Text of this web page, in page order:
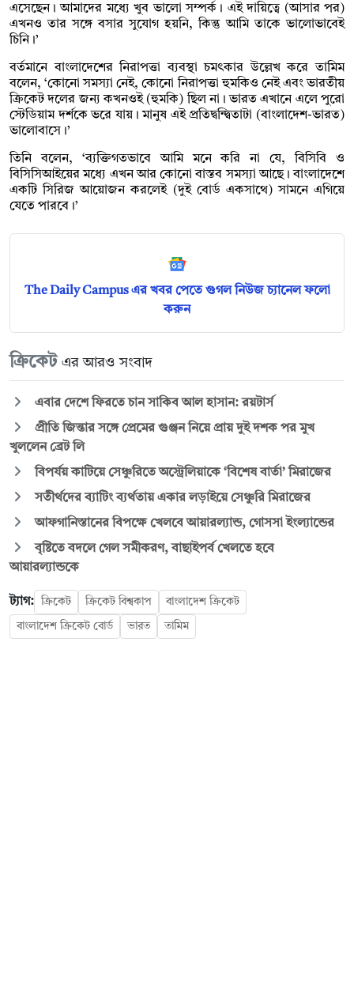
এসেছেন। আমাদের মধ্যে খুব ভালো সম্পর্ক। এই দায়িত্বে (আসার পর)
এখনও তার সঙ্গে বসার সুযোগ হয়নি, কিন্তু আমি তাকে ভালোভাবেই
চিনি।’
বর্তমানে বাংলাদেশের নিরাপত্তা ব্যবস্থা চমৎকার উল্লেখ করে তামিম
বলেন, ‘কোনো সমস্যা নেই, কোনো নিরাপত্তা হুমকিও নেই এবং ভারতীয়
ক্রিকেট দলের জন্য কখনওই (হুমকি) ছিল না। ভারত এখানে এলে পুরো
স্টেডিয়াম দর্শকে ভরে যায়। মানুষ এই প্রতিদ্বন্দ্বিতাটা (বাংলাদেশ-ভারত)
ভালোবাসে।’
তিনি বলেন, ‘ব্যক্তিগতভাবে আমি মনে করি না যে, বিসিবি ও
বিসিসিআইয়ের মধ্যে এখন আর কোনো বাস্তব সমস্যা আছে। বাংলাদেশে
একটি সিরিজ আয়োজন করলেই (দুই বোর্ড একসাথে) সামনে এগিয়ে
যেতে পারবে।’
The Daily Campus এর খবর পেতে গুগল নিউজ চ্যানেল ফলো
করুন
ক্রিকেট এর আরও সংবাদ
এবার দেশে ফিরতে চান সাকিব আল হাসান: রয়টার্স
প্রীতি জিন্তার সঙ্গে প্রেমের গুঞ্জন নিয়ে প্রায় দুই দশক পর মুখ
খুললেন ব্রেট লি
বিপর্যয় কাটিয়ে সেঞ্চুরিতে অস্ট্রেলিয়াকে ‘বিশেষ বার্তা’ মিরাজের
সতীর্থদের ব্যাটিং ব্যর্থতায় একার লড়াইয়ে সেঞ্চুরি মিরাজের
আফগানিস্তানের বিপক্ষে খেলবে আয়ারল্যান্ড, গোসসা ইংল্যান্ডের
বৃষ্টিতে বদলে গেল সমীকরণ, বাছাইপর্ব খেলতে হবে
আয়ারল্যান্ডকে
ট্যাগ: ক্রিকেট ক্রিকেট বিশ্বকাপ বাংলাদেশ ক্রিকেট
বাংলাদেশ ক্রিকেট বোর্ড ভারত তামিম